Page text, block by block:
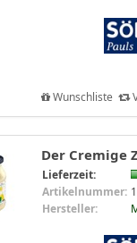
Wunschliste
Der Cremige
Lieferzeit:
Artikelnummer:
Hersteller: